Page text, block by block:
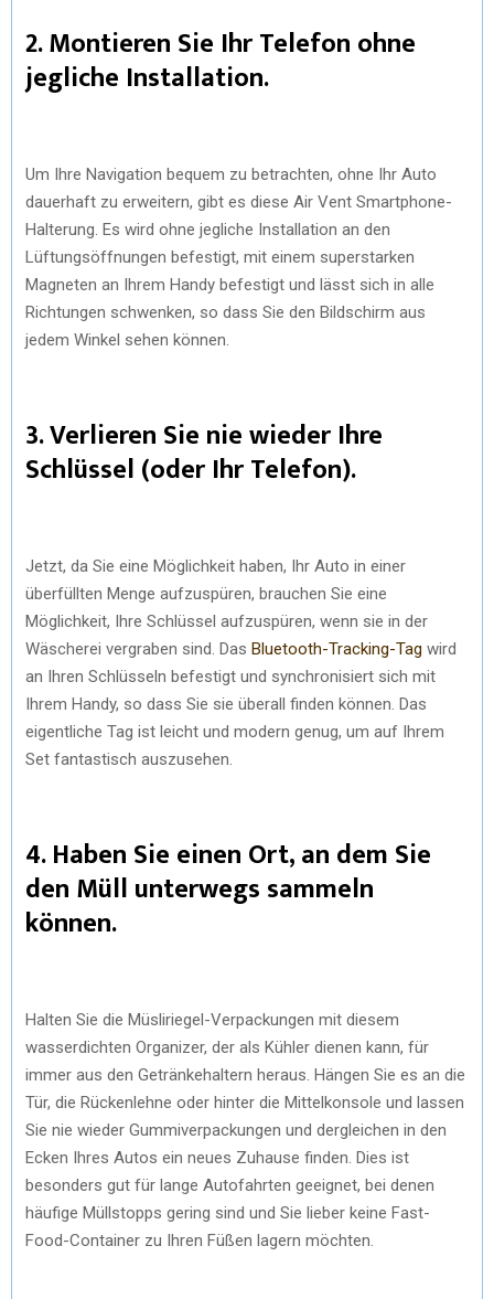
2. Montieren Sie Ihr Telefon ohne
jegliche Installation.
Um Ihre Navigation bequem zu betrachten, ohne Ihr Auto
dauerhaft zu erweitern, gibt es diese Air Vent Smartphone-
Halterung. Es wird ohne jegliche Installation an den
Lüftungsöffnungen befestigt, mit einem superstarken
Magneten an Ihrem Handy befestigt und lässt sich in alle
Richtungen schwenken, so dass Sie den Bildschirm aus
jedem Winkel sehen können.
3. Verlieren Sie nie wieder Ihre
Schlüssel (oder Ihr Telefon).
Jetzt, da Sie eine Möglichkeit haben, Ihr Auto in einer
überfüllten Menge aufzuspüren, brauchen Sie eine
Möglichkeit, Ihre Schlüssel aufzuspüren, wenn sie in der
Wäscherei vergraben sind. Das Bluetooth-Tracking-Tag wird
an Ihren Schlüsseln befestigt und synchronisiert sich mit
Ihrem Handy, so dass Sie sie überall finden können. Das
eigentliche Tag ist leicht und modern genug, um auf Ihrem
Set fantastisch auszusehen.
4. Haben Sie einen Ort, an dem Sie
den Müll unterwegs sammeln
können.
Halten Sie die Müsliriegel-Verpackungen mit diesem
wasserdichten Organizer, der als Kühler dienen kann, für
immer aus den Getränkehaltern heraus. Hängen Sie es an die
Tür, die Rückenlehne oder hinter die Mittelkonsole und lassen
Sie nie wieder Gummiverpackungen und dergleichen in den
Ecken Ihres Autos ein neues Zuhause finden. Dies ist
besonders gut für lange Autofahrten geeignet, bei denen
häufige Müllstopps gering sind und Sie lieber keine Fast-
Food-Container zu Ihren Füßen lagern möchten.